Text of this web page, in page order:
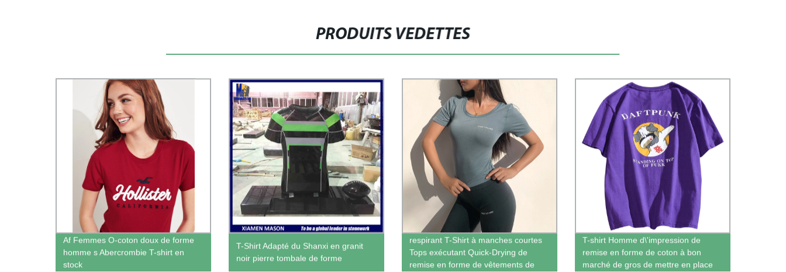
PRODUITS VEDETTES
Af Femmes O-coton doux de forme
homme s Abercrombie T-shirt en
stock
T-Shirt Adapté du Shanxi en granit
noir pierre tombale de forme
Européens et Américains Sports
respirant T-Shirt à manches courtes
Tops exécutant Quick-Drying de
remise en forme de vêtements de
T-shirt Homme d\'impression de
remise en forme de coton à bon
marché de gros de mettre en place